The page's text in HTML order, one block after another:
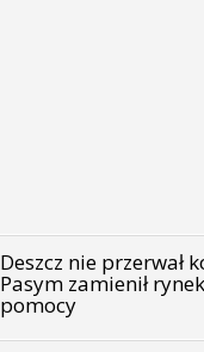
Deszcz nie przerwał
Pasym zamienił
pomocy